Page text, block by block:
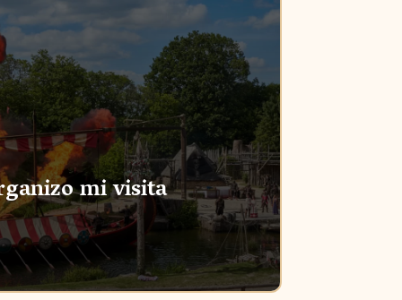
mi visita